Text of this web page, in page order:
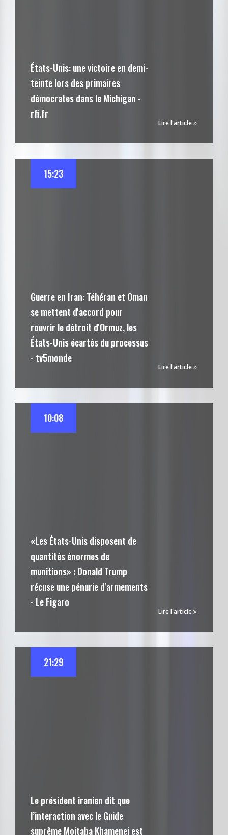
États-Unis: une victoire en demi-
teinte lors des primaires
démocrates dans le Michigan -
rfi.fr
Lire l'article
Guerre en Iran: Téhéran et Oman
se mettent d'accord pour
rouvrir le détroit d'Ormuz, les
États-Unis écartés du processus
- tv5monde
15:23
Lire l'article
«Les États-Unis disposent de
quantités énormes de
munitions» : Donald Trump
récuse une pénurie d'armements
- Le Figaro
10:08
Lire l'article
Le président iranien dit que
l’interaction avec le Guide
suprême Mojtaba Khamenei est
21:29